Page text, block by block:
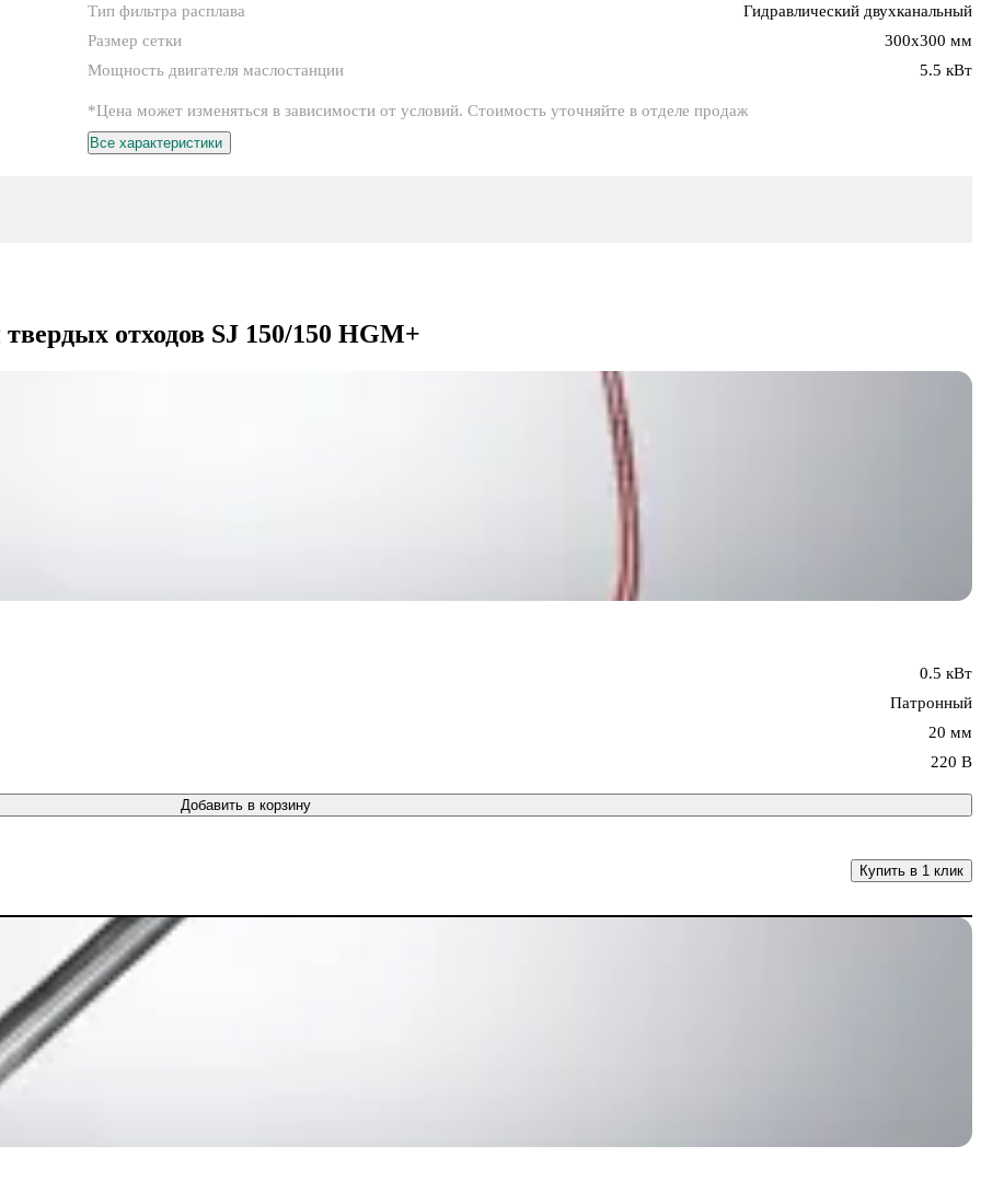
Тип фильтра расплава
Гидравлический двухканальный
Размер сетки
300х300 мм
Мощность двигателя маслостанции
5.5 кВт
*Цена может изменяться в зависимости от условий. Стоимость уточняйте в отделе продаж
Все характеристики
отходов SJ 150/150 HGM+
0.5 кВт
Патронный
20 мм
220 В
Добавить в корзину
Купить в 1 клик